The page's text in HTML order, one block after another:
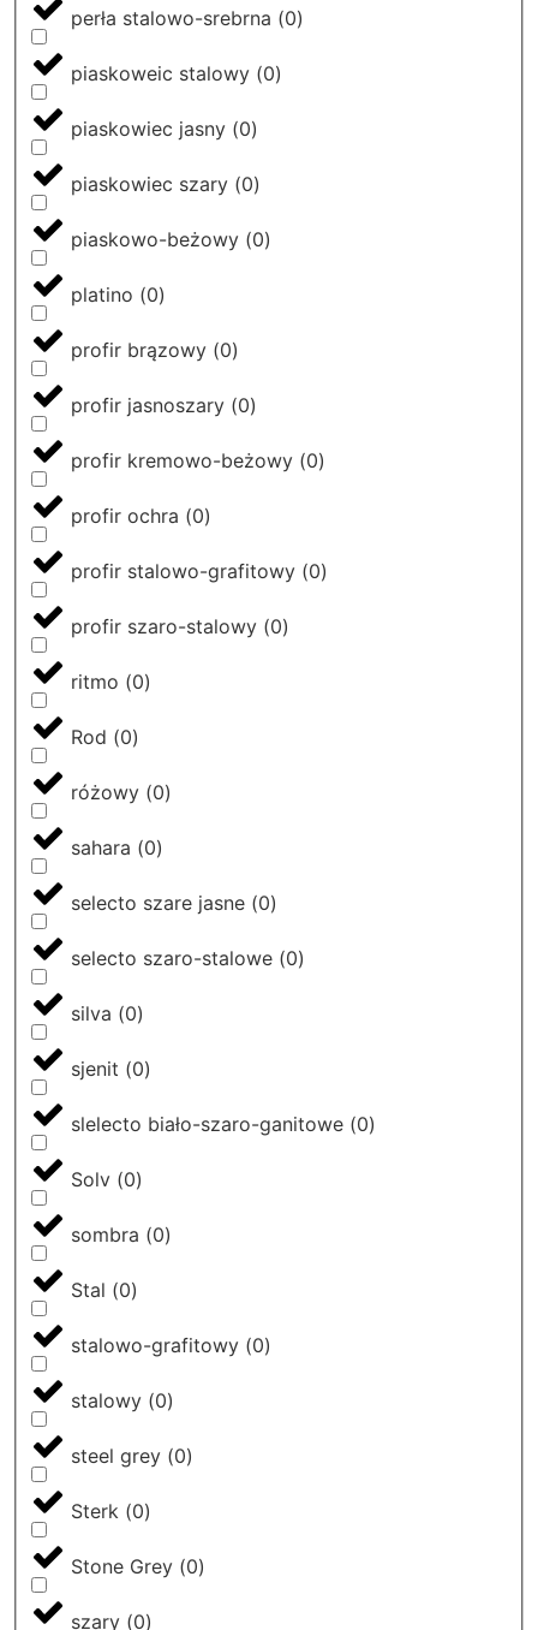
perła stalowo-srebrna (0)
piaskoweic stalowy (0)
piaskowiec jasny (0)
piaskowiec szary (0)
piaskowo-beżowy (0)
platino (0)
profir brązowy (0)
profir jasnoszary (0)
profir kremowo-beżowy (0)
profir ochra (0)
profir stalowo-grafitowy (0)
profir szaro-stalowy (0)
ritmo (0)
Rod (0)
różowy (0)
sahara (0)
selecto szare jasne (0)
selecto szaro-stalowe (0)
silva (0)
sjenit (0)
slelecto biało-szaro-ganitowe (0)
Solv (0)
sombra (0)
Stal (0)
stalowo-grafitowy (0)
stalowy (0)
steel grey (0)
Sterk (0)
Stone Grey (0)
szary (0)